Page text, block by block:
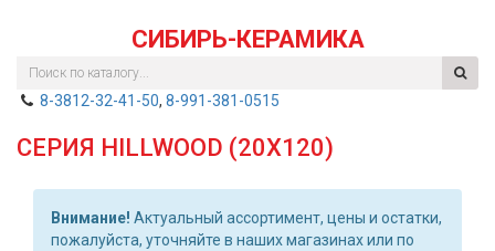
СИБИРЬ-КЕРАМИКА
8-3812-32-41-50, 8-991-381-0515
СЕРИЯ HILLWOOD (20Х120)
Внимание! Актуальный ассортимент, цены и остатки,
пожалуйста, уточняйте в наших магазинах или по